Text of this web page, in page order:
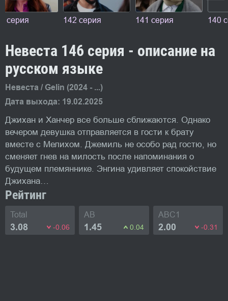
серия 142 серия 141 серия 140
Невеста 146 серия - описание на
русском языке
Невеста / Gelin (2024 - ...)
Дата выхода: 19.02.2025
Джихан и Ханчер все больше сближаются. Однако
вечером девушка отправляется в гости к брату
вместе с Мелихом. Джемиль не особо рад гостю, но
сменяет гнев на милость после напоминания о
будущем племяннике. Энгина удивляет спокойствие
Джихана…
Рейтинг
Total
3.08 -0.06
AB
1.45 0.04
ABC1
2.00 -0.31